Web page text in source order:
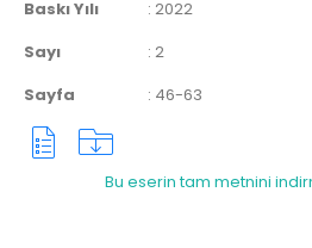
Baskı Yılı
: 2022
Sayı
: 2
Sayfa
: 46-63
Bu eserin tam metnini